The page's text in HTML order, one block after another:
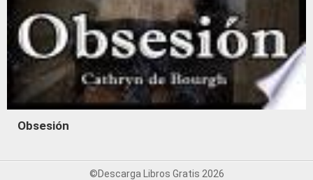
Obsesión
©Descarga Libros Gratis 2026